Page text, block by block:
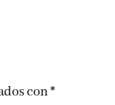
con*